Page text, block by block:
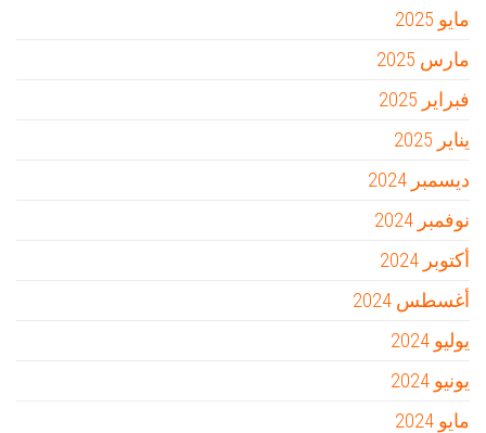
مايو 2025
مارس 2025
فبراير 2025
يناير 2025
ديسمبر 2024
نوفمبر 2024
أكتوبر 2024
أغسطس 2024
يوليو 2024
يونيو 2024
مايو 2024